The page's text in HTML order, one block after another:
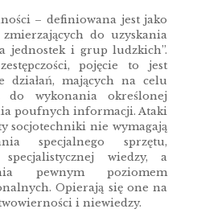
– definiowana jest jako
do uzyskania
jednostek i grup ludzkich”.
pojęcie to jest
działań, mających na celu
do wykonania określonej
poufnych informacji. Ataki
socjotechniki nie wymagają
specjalnego sprzętu,
wiedzy, a
pewnym poziomem
Opierają się one na
i niewiedzy.